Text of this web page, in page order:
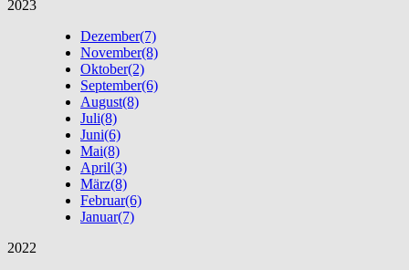
2023
Dezember(7)
November(8)
Oktober(2)
September(6)
August(8)
Juli(8)
Juni(6)
Mai(8)
April(3)
März(8)
Februar(6)
Januar(7)
2022